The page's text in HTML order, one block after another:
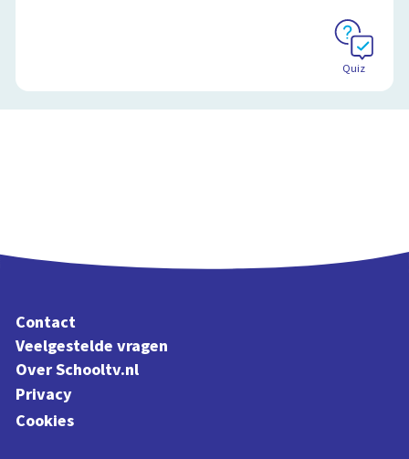
Quiz
Contact
Veelgestelde vragen
Over Schooltv.nl
Privacy
Cookies